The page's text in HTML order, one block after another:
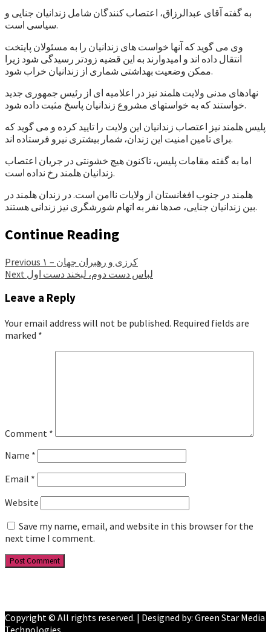
به گفته آقای عبدالرزاق، اعتصاب کنندگان شامل زندانیان جنایی و
سیاسی است.
وی می گوید که آنها خواست های زندانیان را به مسئولان پایتخت
انتقال داده اند و امیدوارند به این قضیه زودتر رسیدگی شود زیرا
ممکن وضعیت بهداشتی شماری از زندانیان خراب شود.
نهادهای مدنی ولایت هلمند نیز در اعلامیه ای از رئیس جمهوری جدید
خواستند که به خواستهای مشروع زندانیان پاسخ مثبت داده شود.
پلیس هلمند نیز اعتصاب زندانیان این ولایت را تایید کرده و می گوید که
برای تامین امنیت این زندان، شمار بیشتری نیرو فرستاده اند.
اما به گفته مقامات پلیس، تاکنون هیچ خشونتی در جریان اعتصاب
زندانیان هلمند رخ نداده است.
هلمند در جنوب افغانستان از ولایات ناامن است. در زندان هلمند در
بین زندانیان جنایی، صدها نفر به اتهام شورشگری نیز زندانی هستند.
Continue Reading
Previous
کرزی و رهبران جهان – ۱
Next لباس دست دوم، لبخند دست اول
Leave a Reply
Your email address will not be published. Required fields are
marked *
Comment *
Name *
Email *
Website
Save my name, email, and website in this browser for the
next time I comment.
Copyright © All rights reserved. | Designed by: Green Star Media